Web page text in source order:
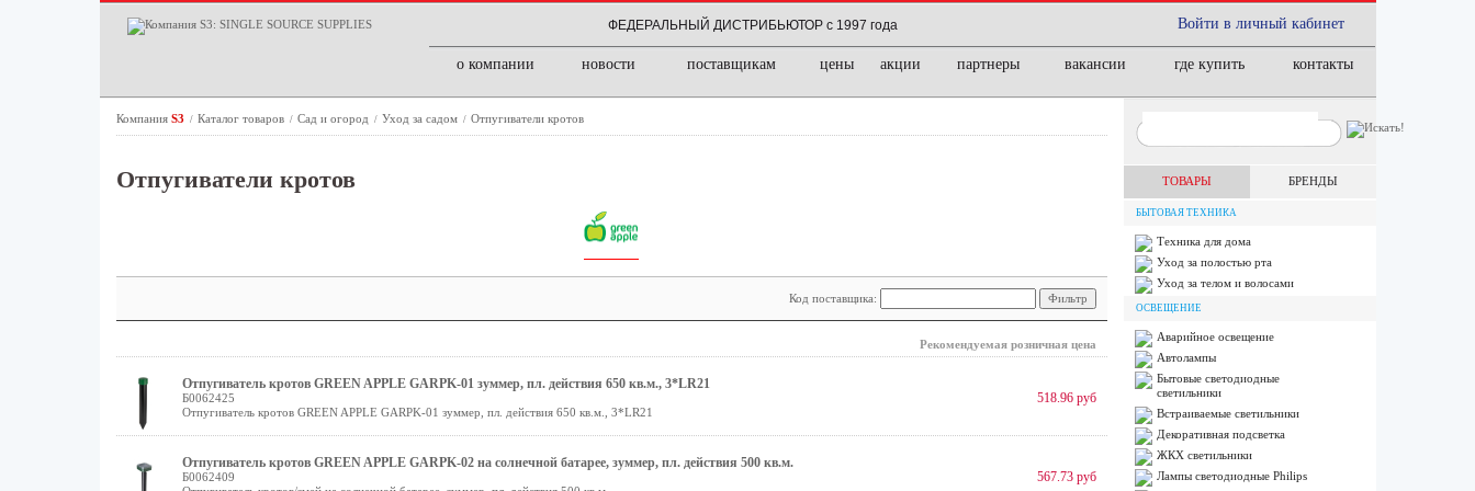
Войти в личный кабинет
ФЕДЕРАЛЬНЫЙ ДИСТРИБЬЮТОР с 1997 года
о компании новости поставщикам цены акции партнеры вакансии где купить контакты
Компания S3 / Каталог товаров / Сад и огород / Уход за садом / Отпугиватели кротов
Отпугиватели кротов
Код поставщика:
Рекомендуемая розничная цена
Отпугиватель кротов GREEN APPLE GARPK-01 зуммер, пл. действия 650 кв.м., 3*LR21
Б0062425
Отпугиватель кротов GREEN APPLE GARPK-01 зуммер, пл. действия 650 кв.м., 3*LR21
518.96 руб
Отпугиватель кротов GREEN APPLE GARPK-02 на солнечной батарее, зуммер, пл. действия 500 кв.м.
Б0062409
567.73 руб
ТОВАРЫ БРЕНДЫ
БЫТОВАЯ ТЕХНИКА
Техника для дома
Уход за полостью рта
Уход за телом и волосами
ОСВЕЩЕНИЕ
Аварийное освещение
Автолампы
Бытовые светодиодные
светильники
Встраиваемые светильники
Декоративная подсветка
ЖКХ светильники
Лампы cветодиодные Philips